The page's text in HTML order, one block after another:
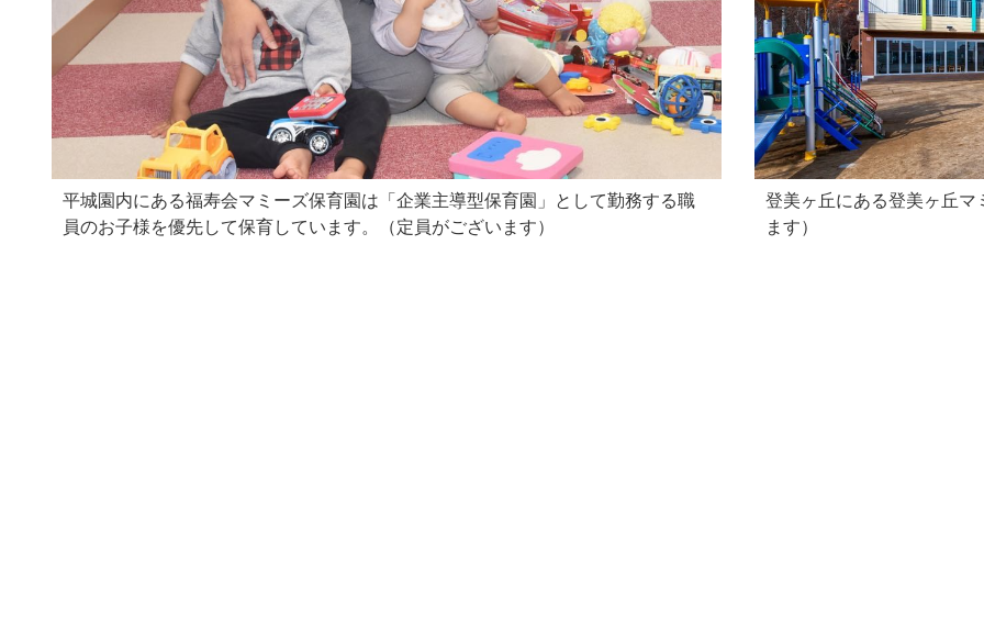
平城園内にある福寿会マミーズ保育園は「企業主導型保育園」として勤務する職
員のお子様を優先して保育しています。（定員がございます）
登美ヶ丘にある登美ヶ丘
ます）